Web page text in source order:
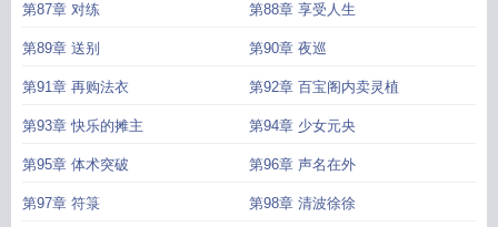
第87章 对练 第88章 享受人生
第89章 送别 第90章 夜巡
第91章 再购法衣 第92章 百宝阁内卖灵植
第93章 快乐的摊主 第94章 少女元央
第95章 体术突破 第96章 声名在外
第97章 符箓 第98章 清波徐徐